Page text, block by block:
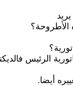
الرئيس
أيضا.